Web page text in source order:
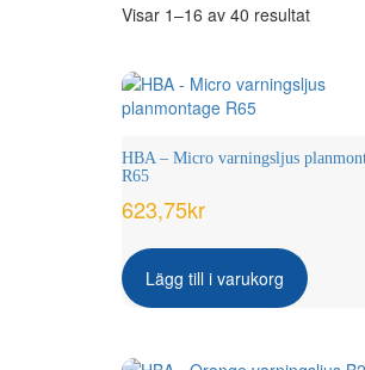
Visar 1–16 av 40 resultatSortera
HBA – Micro varningsljus
R65
623,75kr
Lägg till i varukorg